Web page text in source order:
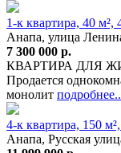
1-к квартира, 40 м²,
Анапа, улица
7 300 000 р.
КВАРТИРА ДЛЯ
Продается
монолит
4-к квартира, 150
Анапа, Русская